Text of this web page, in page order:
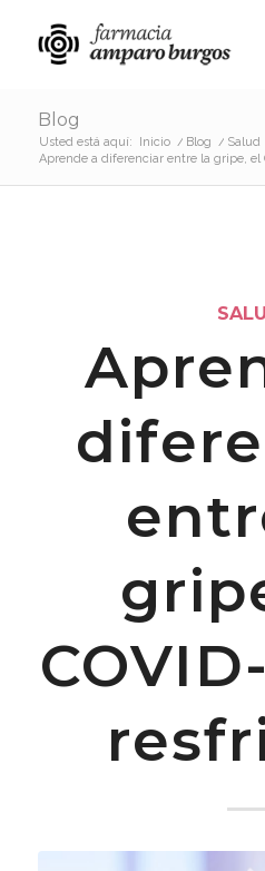
Blog
Usted está aquí: Inicio / Blog / Salud
Aprende a diferenciar entre la gripe, el